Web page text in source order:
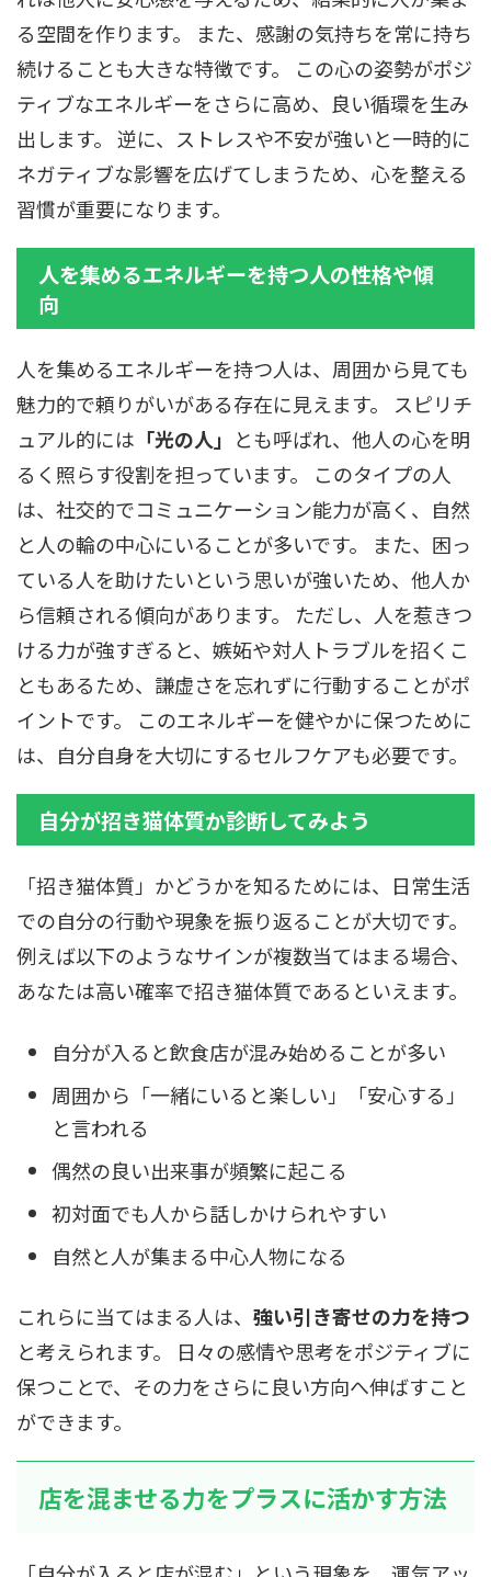
る空間を作ります。 また、感謝の気持ちを常に持ち
続けることも大きな特徴です。 この心の姿勢がポジ
ティブなエネルギーをさらに高め、良い循環を生み
出します。 逆に、ストレスや不安が強いと一時的に
ネガティブな影響を広げてしまうため、心を整える
習慣が重要になります。
人を集めるエネルギーを持つ人の性格や傾
向
人を集めるエネルギーを持つ人は、周囲から見ても
魅力的で頼りがいがある存在に見えます。 スピリチ
ュアル的には 「光の人」 とも呼ばれ、他人の心を明
るく照らす役割を担っています。 このタイプの人
は、社交的でコミュニケーション能力が高く、自然
と人の輪の中心にいることが多いです。 また、困っ
ている人を助けたいという思いが強いため、他人か
ら信頼される傾向があります。 ただし、人を惹きつ
ける力が強すぎると、嫉妬や対人トラブルを招くこ
ともあるため、謙虚さを忘れずに行動することがポ
イントです。 このエネルギーを健やかに保つために
は、自分自身を大切にするセルフケアも必要です。
自分が招き猫体質か診断してみよう
「招き猫体質」かどうかを知るためには、日常生活
での自分の行動や現象を振り返ることが大切です。
例えば以下のようなサインが複数当てはまる場合、
あなたは高い確率で招き猫体質であるといえます。
自分が入ると飲食店が混み始めることが多い
周囲から「一緒にいると楽しい」「安心する」
と言われる
偶然の良い出来事が頻繁に起こる
初対面でも人から話しかけられやすい
自然と人が集まる中心人物になる
これらに当てはまる人は、 強い引き寄せの力を持つ
と考えられます。 日々の感情や思考をポジティブに
保つことで、その力をさらに良い方向へ伸ばすこと
ができます。
店を混ませる力をプラスに活かす方法